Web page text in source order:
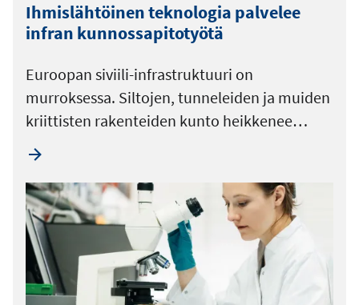
Ihmislähtöinen teknologia palvelee
infran kunnossapitotyötä
Euroopan siviili-infrastruktuuri on
murroksessa. Siltojen, tunneleiden ja muiden
kriittisten rakenteiden kunto heikkenee…